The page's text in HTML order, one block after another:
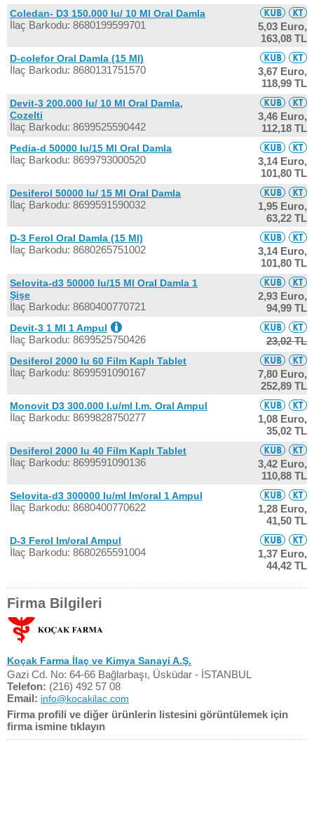
Coledan- D3 150.000 Iu/ 10 Ml Oral Damla
İlaç Barkodu: 8680199599701
5,03 Euro,
163,08 TL
D-colefor Oral Damla (15 Ml)
İlaç Barkodu: 8680131751570
3,67 Euro,
118,99 TL
Devit-3 200.000 Iu/ 10 Ml Oral Damla,
Cozelti
İlaç Barkodu: 8699525590442
3,46 Euro,
112,18 TL
Pedia-d 50000 Iu/15 Ml Oral Damla
İlaç Barkodu: 8699793000520
3,14 Euro,
101,80 TL
Desiferol 50000 Iu/ 15 Ml Oral Damla
İlaç Barkodu: 8699591590032
1,95 Euro,
63,22 TL
D-3 Ferol Oral Damla (15 Ml)
İlaç Barkodu: 8680265751002
3,14 Euro,
101,80 TL
Selovita-d3 50000 Iu/15 Ml Oral Damla 1
Şişe
İlaç Barkodu: 8680400770721
2,93 Euro,
94,99 TL
Devit-3 1 Ml 1 Ampul
İlaç Barkodu: 8699525750426 23,02 TL
Desiferol 2000 Iu 60 Film Kaplı Tablet
İlaç Barkodu: 8699591090167
7,80 Euro,
252,89 TL
Monovit D3 300.000 I.u/ml I.m. Oral Ampul
İlaç Barkodu: 8699828750277
1,08 Euro,
35,02 TL
Desiferol 2000 Iu 40 Film Kaplı Tablet
İlaç Barkodu: 8699591090136
3,42 Euro,
110,88 TL
Selovita-d3 300000 Iu/ml Im/oral 1 Ampul
İlaç Barkodu: 8680400770622
1,28 Euro,
41,50 TL
D-3 Ferol Im/oral Ampul
İlaç Barkodu: 8680265591004
1,37 Euro,
44,42 TL
Firma Bilgileri
Koçak Farma İlaç ve Kimya Sanayi A.Ş.
Gazi Cd. No: 64-66 Bağlarbaşı, Üsküdar - İSTANBUL
Telefon: (216) 492 57 08
Email: info@kocakilac.com
Firma profili ve diğer ürünlerin listesini görüntülemek için
firma ismine tıklayın